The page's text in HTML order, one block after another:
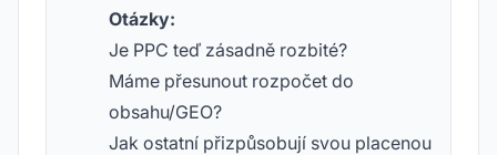
Otázky:
Je PPC teď zásadně rozbité?
Máme přesunout rozpočet do
obsahu/GEO?
Jak ostatní přizpůsobují svou placenou